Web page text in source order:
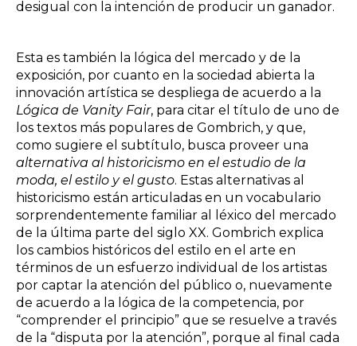
desigual con la intención de producir un ganador.
Esta es también la lógica del mercado y de la
exposición, por cuanto en la sociedad abierta la
innovación artística se despliega de acuerdo a la
Lógica de Vanity Fair, para citar el título de uno de
los textos más populares de Gombrich, y que,
como sugiere el subtítulo, busca proveer una
alternativa al historicismo en el estudio de la
moda, el estilo y el gusto. Estas alternativas al
historicismo están articuladas en un vocabulario
sorprendentemente familiar al léxico del mercado
de la última parte del siglo XX. Gombrich explica
los cambios históricos del estilo en el arte en
términos de un esfuerzo individual de los artistas
por captar la atención del público o, nuevamente
de acuerdo a la lógica de la competencia, por
“comprender el principio” que se resuelve a través
de la “disputa por la atención”, porque al final cada